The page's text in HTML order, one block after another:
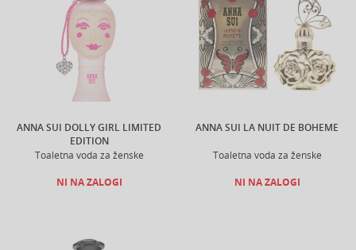
ANNA SUI DOLLY GIRL LIMITED
EDITION
Toaletna voda za ženske
NI NA ZALOGI
ANNA SUI LA NUIT DE BOHEME
Toaletna voda za ženske
NI NA ZALOGI